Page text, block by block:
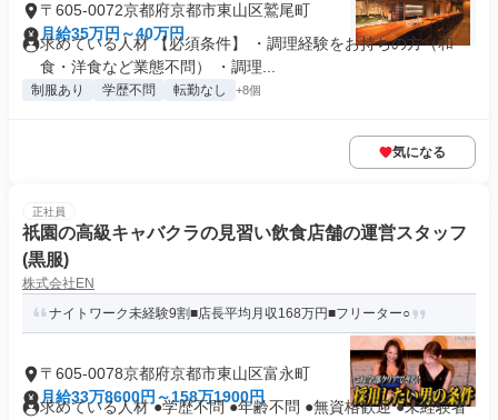
〒605-0072京都府京都市東山区鷲尾町
月給35万円～40万円
求めている人材 【必須条件】 ・調理経験をお持ちの方（和
食・洋食など業態不問） ・調理...
制服あり 学歴不問 転勤なし +8個
気になる
正社員
祇園の高級キャバクラの見習い飲食店舗の運営スタッフ
(黒服)
株式会社EN
ナイトワーク未経験9割■店長平均月収168万円■フリーター○
〒605-0078京都府京都市東山区富永町
月給33万8600円～158万1900円
求めている人材 ●学歴不問 ●年齢不問 ●無資格歓迎 ●未経験者